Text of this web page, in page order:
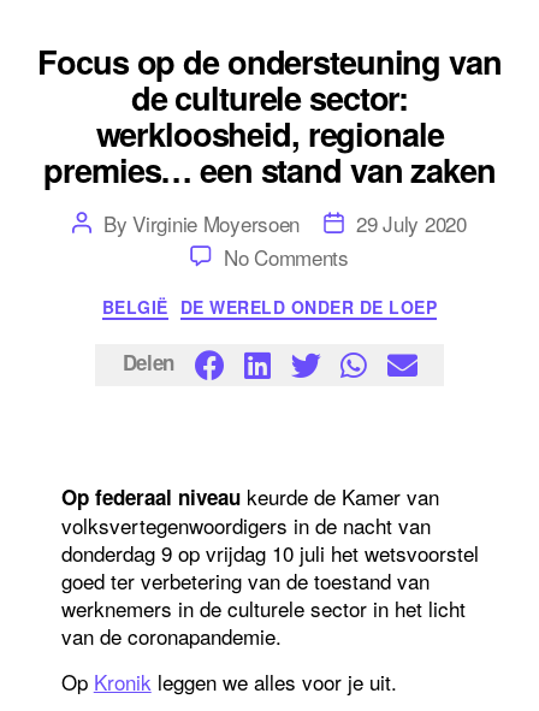
Focus op de ondersteuning van
de culturele sector:
werkloosheid, regionale
premies… een stand van zaken
Post
author
ByVirginie Moyersoen Post
date
29 July 2020
No Commentson
op
de
van
de
een
stand
van
zaken
Categories
BELGIË DE WERELD ONDER DE LOEP
Delen
Op federaal niveau keurde de Kamer van
volksvertegenwoordigers in de nacht van
donderdag 9 op vrijdag 10 juli het wetsvoorstel
goed ter verbetering van de toestand van
werknemers in de culturele sector in het licht
van de coronapandemie.
Op Kronikleggen we alles voor je uit.